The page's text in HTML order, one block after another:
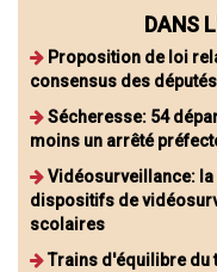
DANS
Proposition de loi
consensus des députés
Sécheresse: 54
moins un arrêté
Vidéosurveillance: la
dispositifs de
scolaires
Trains d'équilibre du